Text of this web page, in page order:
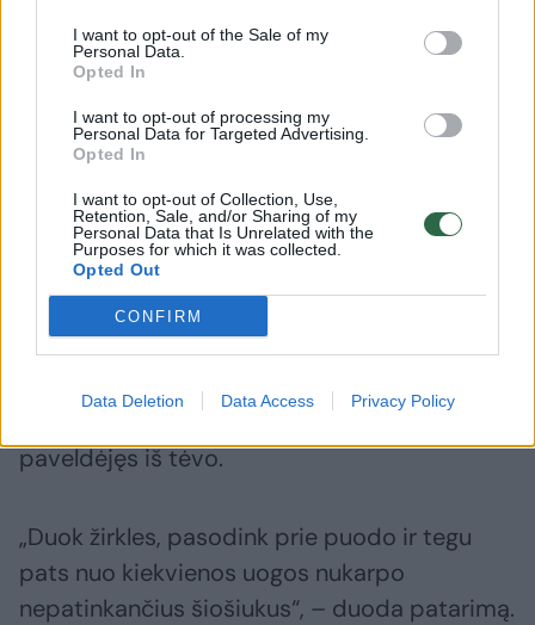
I want to opt-out of the Sale of my
Personal Data.
Opted In
I want to opt-out of processing my
Personal Data for Targeted Advertising.
Opted In
I want to opt-out of Collection, Use,
Retention, Sale, and/or Sharing of my
Personal Data that Is Unrelated with the
Purposes for which it was collected.
Opted Out
CONFIRM
Data Deletion Data Access Privacy Policy
uogienėm? Ką, nejau skabo kiekvieną
serbentą? Ką man dabar daryt su tuo kibiru
uogų? Aš tikrai neturiu tiek laiko terliotis, jau
geriau į komposto dėžę suversiu.
„Vaikeli, nesikarščiuok, kam maistingą ir
vaistingą uogą išmest“, – kuo ramiausiai
krizena anyta.
Ir pasidalija patirtimi, kaip dorotis su vyrų
paveldėjęs iš tėvo.
„Duok žirkles, pasodink prie puodo ir tegu
pats nuo kiekvienos uogos nukarpo
nepatinkančius šiošiukus“, – duoda patarimą.